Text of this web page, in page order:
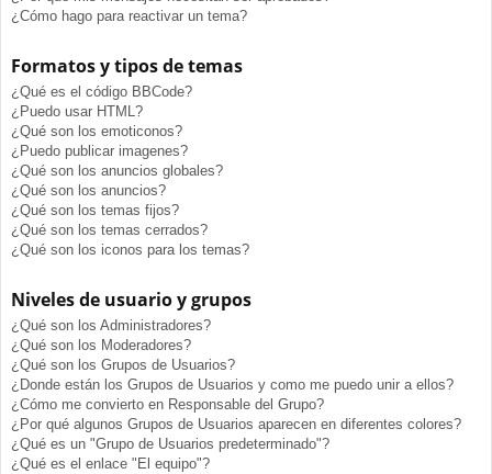
¿Cómo hago para reactivar un tema?
Formatos y tipos de temas
¿Qué es el código BBCode?
¿Puedo usar HTML?
¿Qué son los emoticonos?
¿Puedo publicar imagenes?
¿Qué son los anuncios globales?
¿Qué son los anuncios?
¿Qué son los temas fijos?
¿Qué son los temas cerrados?
¿Qué son los iconos para los temas?
Niveles de usuario y grupos
¿Qué son los Administradores?
¿Qué son los Moderadores?
¿Qué son los Grupos de Usuarios?
¿Donde están los Grupos de Usuarios y como me puedo unir a ellos?
¿Cómo me convierto en Responsable del Grupo?
¿Por qué algunos Grupos de Usuarios aparecen en diferentes colores?
¿Qué es un "Grupo de Usuarios predeterminado"?
¿Qué es el enlace "El equipo"?